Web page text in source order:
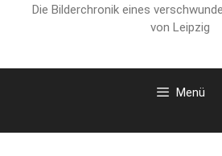
Die Bilderchronik eines
von Leipzig
Menü